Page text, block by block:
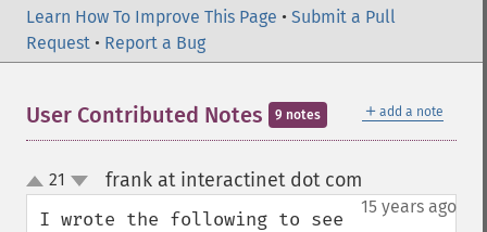
Learn How To Improve This Page • Submit a Pull
Request • Report a Bug
＋ add a note
User Contributed Notes 9 notes
up
down
21 frank at interactinet dot com
15 years ago
I wrote the following to see